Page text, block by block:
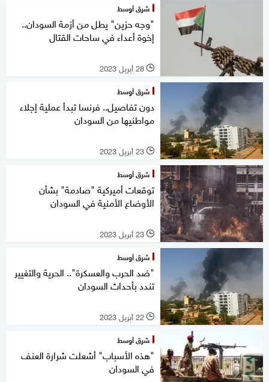
شرق أوسط
"وجه حزين" يطل من أزمة السودان..
إخوة أعداء في ساحات القتال
l 28 أبريل 2023
شرق أوسط
دون تفاصيل.. فرنسا تبدأ عملية إجلاء
مواطنيها من السودان
l 23 أبريل 2023
شرق أوسط
توقعات أميركية "صادمة" بشأن
الأوضاع الأمنية في السودان
l 23 أبريل 2023
شرق أوسط
"ضد الحرب والعسكرة".. الحرية والتغيير
تندد بأحداث السودان
l 22 أبريل 2023
شرق أوسط
"هذه الأسباب" أشعلت شرارة العنف
في السودان